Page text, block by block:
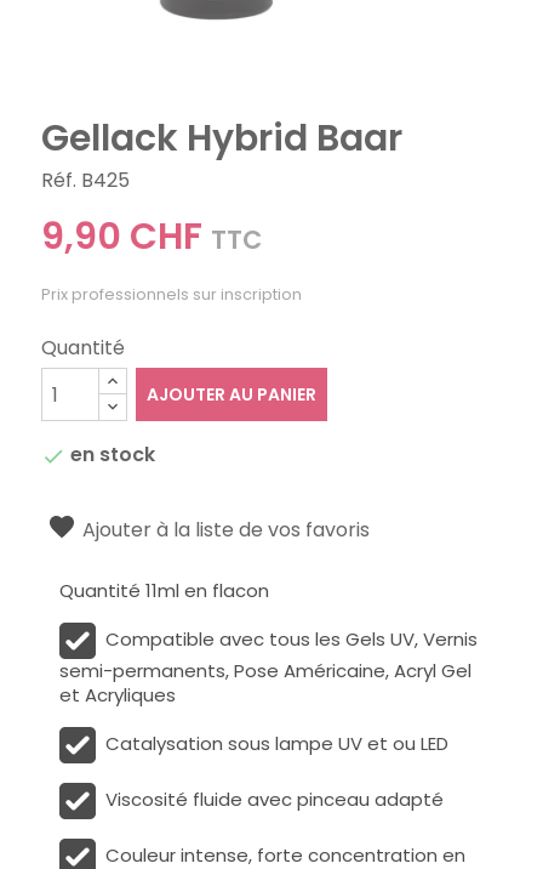
Gellack Hybrid Baar
Réf. B425
9,90 CHF TTC
Prix professionnels sur inscription
Quantité
AJOUTER AU PANIER
 en stock
Ajouter à la liste de vos favoris
Quantité 11ml en flacon
Compatible avec tous les Gels UV, Vernis
semi-permanents, Pose Américaine, Acryl Gel
et Acryliques
Catalysation sous lampe UV et ou LED
Viscosité fluide avec pinceau adapté
Couleur intense, forte concentration en